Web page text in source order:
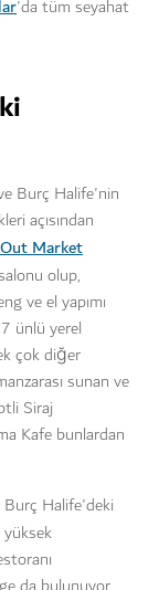
'da tüm seyahat
Burç Halife'nin
açısından
Market
olup,
ve el yapımı
ünlü yerel
çok diğer
sunan ve
Siraj
Kafe bunlardan
Burç Halife'deki